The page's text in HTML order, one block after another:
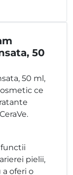
50
50 ml,
ce
functii
pielii,
oferi o